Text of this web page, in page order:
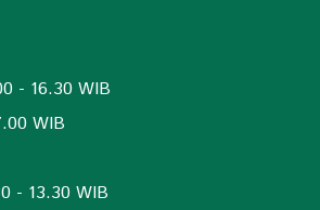
- 16.30 WIB
WIB
- 13.30 WIB